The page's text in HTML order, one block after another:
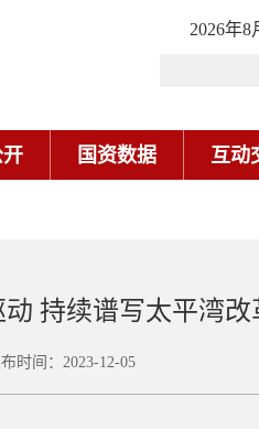
2026年8
国资数据 互动
持续谱写太平湾
间：2023-12-05